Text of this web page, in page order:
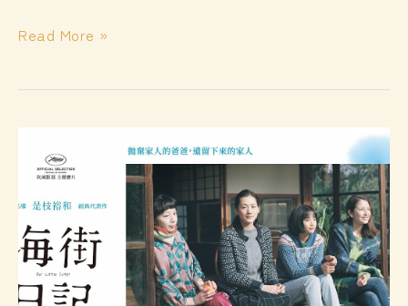
交
服
忌
说“不”
Read More »